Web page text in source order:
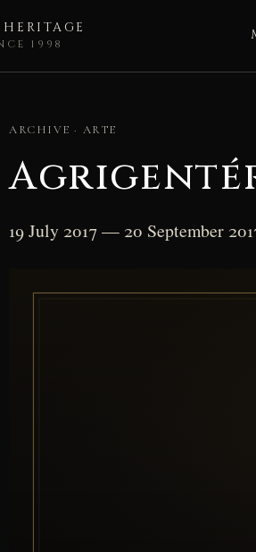
1998
ARCHIVE · ARTE
19 July 2017 — 20 September